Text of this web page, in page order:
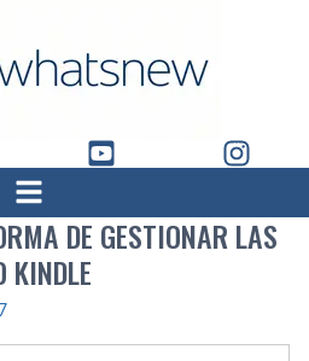
DE GESTIONAR LAS
KINDLE